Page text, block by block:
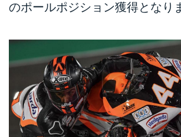
のポールポジション獲得となり